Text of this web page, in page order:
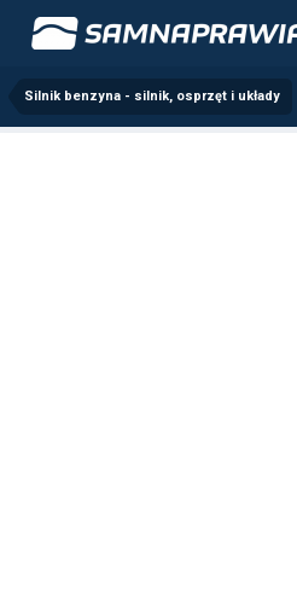
Silnik benzyna - silnik, osprzęt i układy